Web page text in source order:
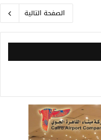
الصفحة التالية